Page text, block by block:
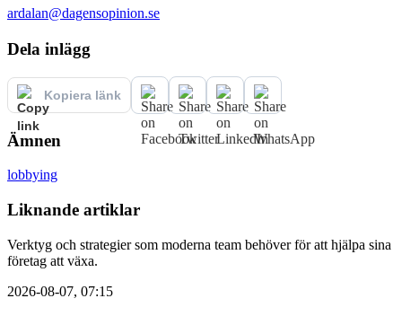
ardalan@dagensopinion.se
Dela inlägg
Kopiera länk
Ämnen
lobbying
Liknande artiklar
Verktyg och strategier som moderna team behöver för att hjälpa sina
företag att växa.
2026-08-07, 07:15